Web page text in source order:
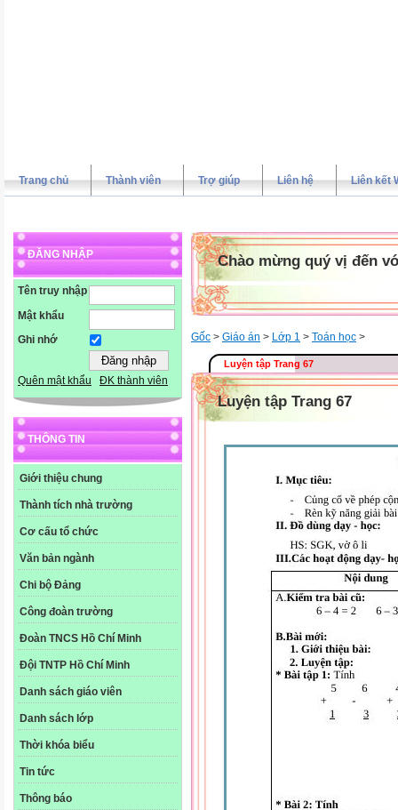
Trang chủ Thành viên Trợ giúp Liên hệ Liên kết
ĐĂNG NHẬP
Tên truy nhập
Mật khẩu
Ghi nhớ
Quên mật khẩu ĐK thành viên
THÔNG TIN
Giới thiệu chung
Thành tích nhà trường
Cơ cấu tổ chức
Văn bản ngành
Chi bộ Đảng
Công đoàn trường
Đoàn TNCS Hồ Chí Minh
Đội TNTP Hồ Chí Minh
Danh sách giáo viên
Danh sách lớp
Thời khóa biểu
Tin tức
Thông báo
Chào mừng quý vị đến
Gốc > Giáo án > Lớp 1 > Toán học >
Luyện tập Trang 67
Luyện tập Trang 67